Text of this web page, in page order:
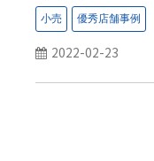
2022-02-23